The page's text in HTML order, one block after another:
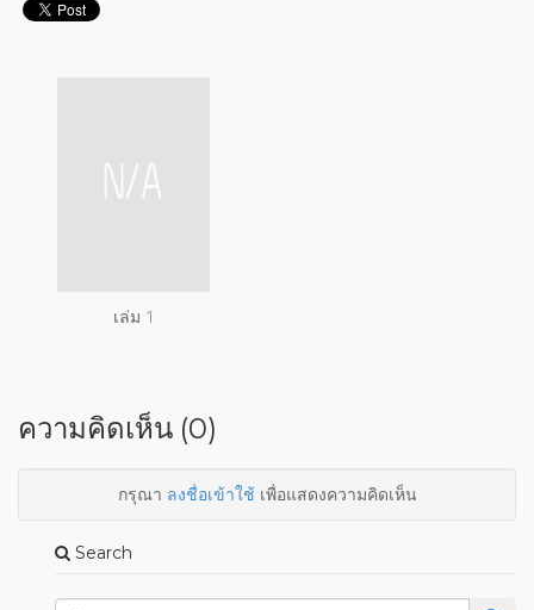
เล่ม 1
ความคิดเห็น (0)
กรุณา ลงชื่อเข้าใช้เพื่อแสดงความคิดเห็น
Search